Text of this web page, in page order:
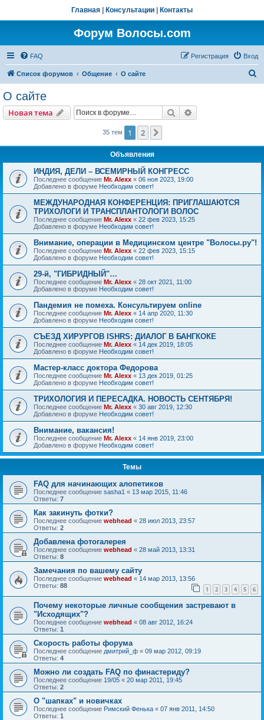
Главная Консультации Контакты
Форум Волосы.com
FAQ Вход
Регистрация
Список форумов Общение О сайте
О сайте
Новая тема Поиск
35 тем 1 2
Объявления
ИНДИЯ, ДЕЛИ – ВСЕМИРНЫЙ КОНГРЕСС
Последнее сообщение Mr. Alexx « 06 ноя 2023, 19:00
Добавлено в форуме Необходим совет!
МЕЖДУНАРОДНАЯ КОНФЕРЕНЦИЯ: ПРИГЛАШАЮТСЯ
ТРИХОЛОГИ И ТРАНСПЛАНТОЛОГИ ВОЛОС
Последнее сообщение Mr. Alexx « 22 фев 2023, 15:25
Добавлено в форуме Необходим совет!
Внимание, операции в Медицинском центре "Волосы.ру"!
Последнее сообщение Mr. Alexx « 22 фев 2023, 15:15
Добавлено в форуме Необходим совет!
29-й, "ГИБРИДНЫЙ"…
Последнее сообщение Mr. Alexx « 28 окт 2021, 11:00
Добавлено в форуме Необходим совет!
Пандемия не помеха. Консультируем online
Последнее сообщение Mr. Alexx « 14 апр 2020, 11:30
Добавлено в форуме Необходим совет!
СЪЕЗД ХИРУРГОВ ISHRS: ДИАЛОГ В БАНГКОКЕ
Последнее сообщение Mr. Alexx « 14 дек 2019, 18:05
Добавлено в форуме Необходим совет!
Мастер-класс доктора Федорова
Последнее сообщение Mr. Alexx « 13 дек 2019, 01:25
Добавлено в форуме Необходим совет!
ТРИХОЛОГИЯ И ПЕРЕСАДКА. НОВОСТЬ СЕНТЯБРЯ!
Последнее сообщение Mr. Alexx « 30 авг 2019, 12:30
Добавлено в форуме Необходим совет!
Внимание, вакансия!
Последнее сообщение Mr. Alexx « 14 янв 2019, 23:00
Добавлено в форуме Необходим совет!
Темы
FAQ для начинающих алопетиков
Последнее сообщение sasha1 « 13 мар 2015, 11:46
Ответы: 7
Как закинуть фотки?
Последнее сообщение webhead « 28 июл 2013, 23:57
Ответы: 2
Добавлена фотогалерея
Последнее сообщение webhead « 28 май 2013, 13:31
Ответы: 8
Замечания по вашему сайту
Последнее сообщение webhead « 14 мар 2013, 13:56
Ответы: 88 1 2 3 4 5 6
Почему некоторые личные сообщения застревают в
"Исходящих"?
Последнее сообщение webhead « 08 авг 2012, 16:24
Ответы: 1
Скорость работы форума
Последнее сообщение дмитрий_ф « 09 мар 2012, 09:19
Ответы: 4
Можно ли создать FAQ по финастериду?
Последнее сообщение 19/05 « 20 мар 2011, 19:45
Ответы: 2
О "шапках" и новичках
Последнее сообщение Римский Фенька « 07 янв 2011, 14:50
Ответы: 1